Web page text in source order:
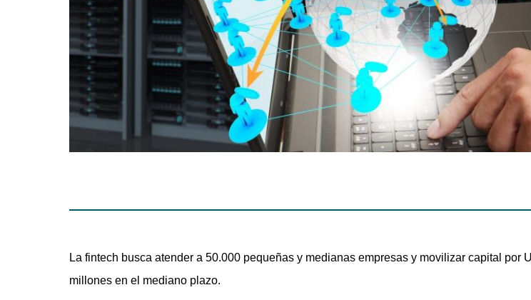
La fintech busca atender a 50.000 pequeñas y medianas empresas y movilizar capital por
millones en el mediano plazo.